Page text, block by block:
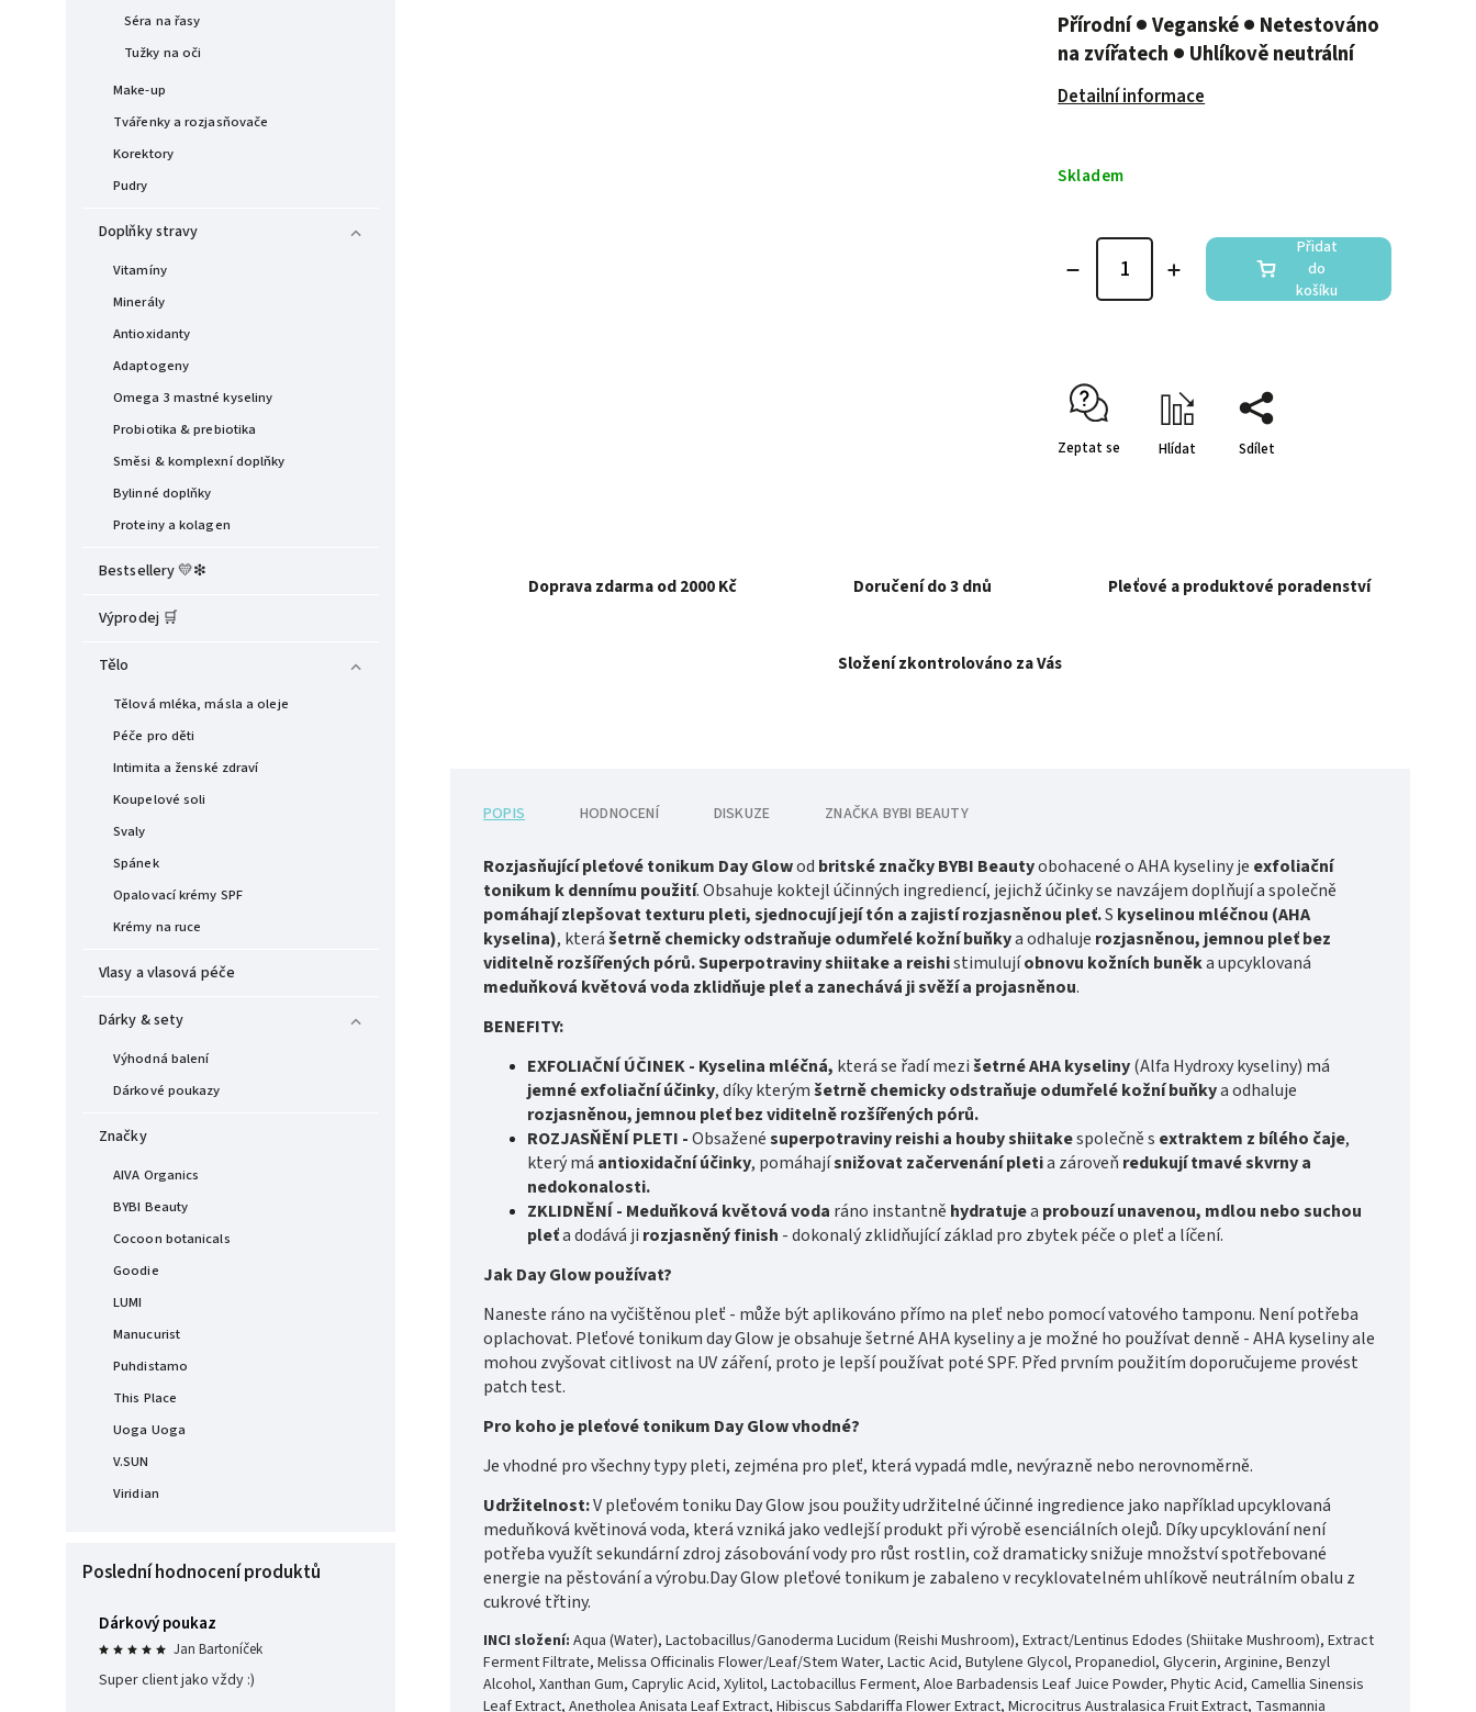
Séra na řasy
Tužky na oči
Make-up
Tvářenky a rozjasňovače
Korektory
Pudry
Doplňky stravy
Vitamíny
Minerály
Antioxidanty
Adaptogeny
Omega 3 mastné kyseliny
Probiotika & prebiotika
Směsi & komplexní doplňky
Bylinné doplňky
Proteiny a kolagen
Bestsellery 💛❇︎
Výprodej 🛒
Tělo
Tělová mléka, másla a oleje
Péče pro děti
Intimita a ženské zdraví
Koupelové soli
Svaly
Spánek
Opalovací krémy SPF
Krémy na ruce
Vlasy a vlasová péče
Dárky & sety
Výhodná balení
Dárkové poukazy
Značky
AIVA Organics
BYBI Beauty
Cocoon botanicals
Goodie
LUMI
Manucurist
Puhdistamo
This Place
Uoga Uoga
V.SUN
Viridian
Poslední hodnocení produktů
Dárkový poukaz
Jan Bartoníček
Super client jako vždy :)
Přírodní ● Veganské ● Netestováno
na zvířatech ● Uhlíkově neutrální
Detailní informace
Skladem
Přidat
do
košíku
Zeptat se Hlídat Sdílet
Doprava zdarma od 2000 Kč Doručení do 3 dnů Pleťové a produktové poradenství
Složení zkontrolováno za Vás
POPIS HODNOCENÍ DISKUZE ZNAČKA BYBI BEAUTY
Rozjasňující pleťové tonikum Day Glowod britské značky BYBI Beautyobohacené o AHA kyseliny je exfoliační
tonikum k dennímu použití. Obsahuje koktejl účinných ingrediencí, jejichž účinky se navzájem doplňují a společně
pomáhají zlepšovat texturu pleti, sjednocují její tón a zajistí rozjasněnou pleť.S kyselinou mléčnou (AHA
kyselina), kterášetrně chemicky odstraňuje odumřelé kožní buňkya odhaluje rozjasněnou, jemnou pleť bez
viditelně rozšířených pórů.Superpotraviny shiitake a reishistimulujíobnovu kožních buněka upcyklovaná
meduňková květová voda zklidňuje pleť a zanechává ji svěží a projasněnou.
BENEFITY:
EXFOLIAČNÍ ÚČINEK- Kyselina mléčná, která se řadí mezišetrné AHA kyseliny(Alfa Hydroxy kyseliny) má
jemné exfoliační účinky, díky kterýmšetrně chemicky odstraňuje odumřelé kožní buňkya odhaluje
rozjasněnou, jemnou pleť bez viditelně rozšířených pórů.
ROZJASŇĚNÍ PLETI -Obsaženésuperpotraviny reishi a houby shiitakespolečně s extraktem z bílého čaje,
který má antioxidační účinky, pomáhajísnižovat začervenání pletia zároveň redukují tmavé skvrny a
nedokonalosti.
ZKLIDNĚNÍ - Meduňková květová voda ráno instantně hydratujea probouzí unavenou, mdlou nebo suchou
pleťa dodává ji rozjasněný finish -dokonalý zklidňující základ pro zbytek péče o pleť a líčení.
Jak Day Glow používat?
Naneste ráno na vyčištěnou pleť - může být aplikováno přímo na pleť nebo pomocí vatového tamponu. Není potřeba
oplachovat. Pleťové tonikum day Glow je obsahuje šetrné AHA kyseliny a je možné ho používat denně - AHA kyseliny ale
mohou zvyšovat citlivost na UV záření, proto je lepší používat poté SPF. Před prvním použitím doporučujeme provést
patch test.
Pro koho je pleťové tonikum Day Glow vhodné?
Je vhodné pro všechny typy pleti, zejména pro pleť, která vypadá mdle, nevýrazně nebo nerovnoměrně.
Udržitelnost:V pleťovém toniku Day Glow jsou použity udržitelné účinné ingredience jako například upcyklovaná
meduňková květinová voda, která vzniká jako vedlejší produkt při výrobě esenciálních olejů. Díky upcyklování není
potřeba využít sekundární zdroj zásobování vody pro růst rostlin, což dramaticky snižuje množství spotřebované
energie na pěstování a výrobu.Day Glow pleťové tonikum je zabaleno v recyklovatelném uhlíkově neutrálním obalu z
cukrové třtiny.
INCI složení: Aqua (Water), Lactobacillus/Ganoderma Lucidum (Reishi Mushroom), Extract/Lentinus Edodes (Shiitake Mushroom), Extract
Ferment Filtrate, Melissa Officinalis Flower/Leaf/Stem Water, Lactic Acid, Butylene Glycol, Propanediol, Glycerin, Arginine, Benzyl
Alcohol, Xanthan Gum, Caprylic Acid, Xylitol, Lactobacillus Ferment, Aloe Barbadensis Leaf Juice Powder, Phytic Acid, Camellia Sinensis
Leaf Extract, Anetholea Anisata Leaf Extract, Hibiscus Sabdariffa Flower Extract, Microcitrus Australasica Fruit Extract, Tasmannia